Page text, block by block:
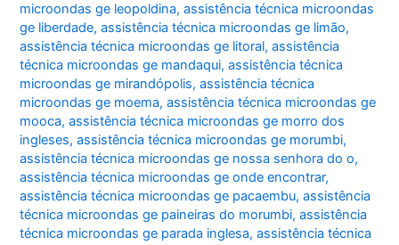
microondas ge leopoldina,assistência técnica microondas
ge liberdade,assistência técnica microondas ge limão,
assistência técnica microondas ge litoral,assistência
técnica microondas ge mandaqui,assistência técnica
microondas ge mirandópolis,assistência técnica
microondas ge moema,assistência técnica microondas ge
mooca,assistência técnica microondas ge morro dos
ingleses,assistência técnica microondas ge morumbi,
assistência técnica microondas ge nossa senhora do o,
assistência técnica microondas ge onde encontrar,
assistência técnica microondas ge pacaembu,assistência
técnica microondas ge paineiras do morumbi,assistência
técnica microondas ge parada inglesa,assistência técnica